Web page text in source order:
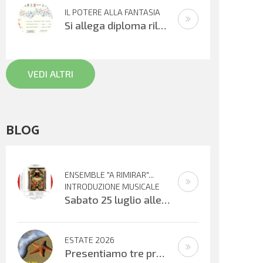
IL POTERE ALLA FANTASIA
Si allega diploma rilasciato all’XI° edizione del Concorso Gianni Rodari 2020: secondo premio al Coro Topolino din don. Un sentito
VEDI ALTRI
BLOG
ENSEMBLE "A RIMIRAR"...
INTRODUZIONE MUSICALE
Sabato 25 luglio alle ore 16:30 verrà inaugurata la mostra organizzata dal Centro Biblioteca Comunale presso il Palazzo “Suore
ESTATE 2026
Presentiamo tre progetti estivi che si svolgeranno nell’ultima settimana di